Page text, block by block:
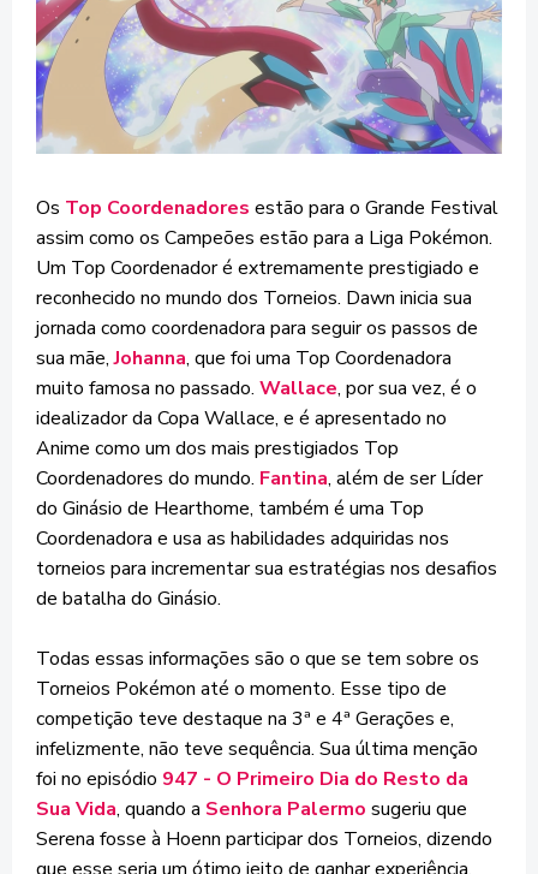
Os Top Coordenadores estão para o Grande Festival
assim como os Campeões estão para a Liga Pokémon.
Um Top Coordenador é extremamente prestigiado e
reconhecido no mundo dos Torneios. Dawn inicia sua
jornada como coordenadora para seguir os passos de
sua mãe,Johanna, que foi uma Top Coordenadora
muito famosa no passado. Wallace, por sua vez, é o
idealizador da Copa Wallace, e é apresentado no
Anime como um dos mais prestigiados Top
Coordenadores do mundo. Fantina, além de ser Líder
do Ginásio de Hearthome, também é uma Top
Coordenadora e usa as habilidades adquiridas nos
torneios para incrementar sua estratégias nos desafios
de batalha do Ginásio.
Todas essas informações são o que se tem sobre os
Torneios Pokémon até o momento. Esse tipo de
competição teve destaque na 3ª e 4ª Gerações e,
infelizmente, não teve sequência. Sua última menção
foi no episódio 947 - O Primeiro Dia do Resto da
Sua Vida, quando a Senhora Palermo sugeriu que
Serena fosse à Hoenn participar dos Torneios, dizendo